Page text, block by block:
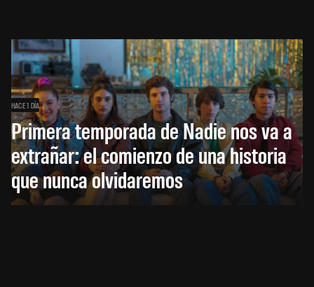
HACE 1 DÍA
Primera temporada de Nadie nos va a
extrañar: el comienzo de una historia
que nunca olvidaremos